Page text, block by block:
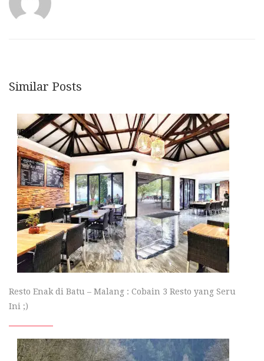
Similar Posts
Resto Enak di Batu – Malang : Cobain 3 Resto yang Seru
Ini ;)